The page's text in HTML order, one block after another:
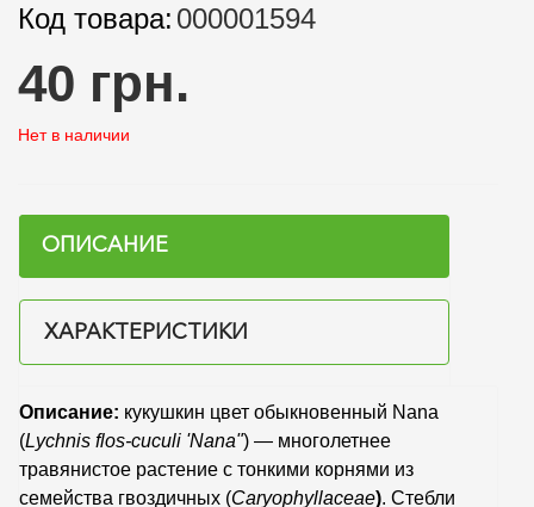
Код товара: 000001594
40 грн.
Нет в наличии
ОПИСАНИЕ
ХАРАКТЕРИСТИКИ
Описание: кукушкин цвет обыкновенный Nana
(Lychnis flos-cuculi 'Nana") — многолетнее
травянистое растение с тонкими корнями из
семейства гвоздичных (Caryophyllaceae). Стебли